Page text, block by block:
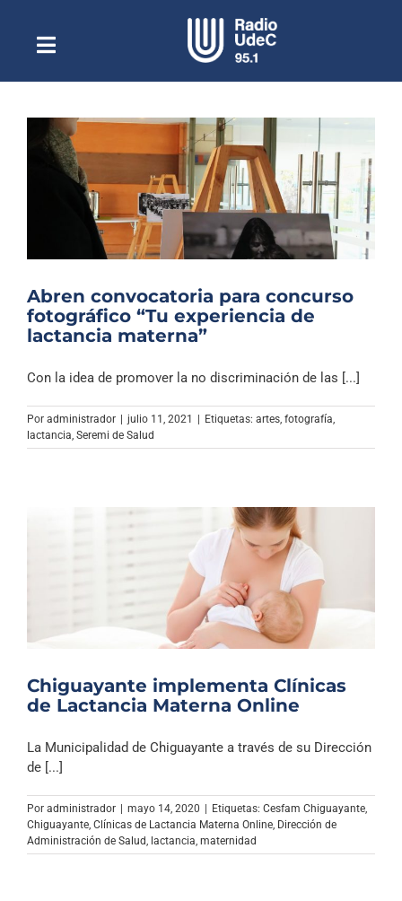
contenidoToggle
NavigationEscuchar Radio UdeC en vivo
Quiénes Somos
Programación
Podcast
Noticias
Columnas
Música Clásica
Especiales
Archivo Sonoro
Abren convocatoria para concurso
fotográfico “Tu experiencia de
lactancia materna”
Con la idea de promover la no discriminación de las [...]
Por administrador | julio 11, 2021 | Etiquetas: artes fotografía
lactancia Seremi de Salud
Chiguayante implementa Clínicas
de Lactancia Materna Online
La Municipalidad de Chiguayante a través de su Dirección
de [...]
Por administrador | mayo 14, 2020 | Etiquetas: Cesfam Chiguayante
Chiguayante Clínicas de Lactancia Materna Online Dirección de
Administración de Salud lactancia maternidad